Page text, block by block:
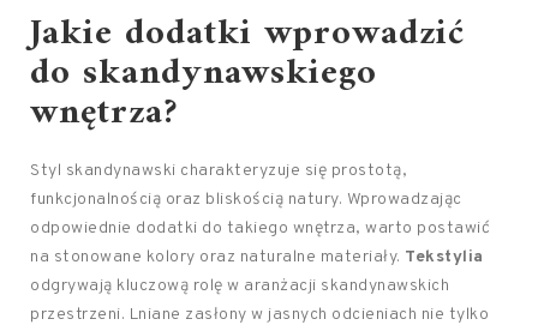
Jakie dodatki wprowadzić
do skandynawskiego
wnętrza?
Styl skandynawski charakteryzuje się prostotą,
funkcjonalnością oraz bliskością natury. Wprowadzając
odpowiednie dodatki do takiego wnętrza, warto postawić
na stonowane kolory oraz naturalne materiały. Tekstylia
odgrywają kluczową rolę w aranżacji skandynawskich
przestrzeni. Lniane zasłony w jasnych odcieniach nie tylko